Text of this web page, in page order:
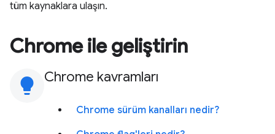
tüm kaynaklara ulaşın.
Chrome ile geliştirin
lightbulb Chrome kavramları
Chrome sürüm kanalları nedir?